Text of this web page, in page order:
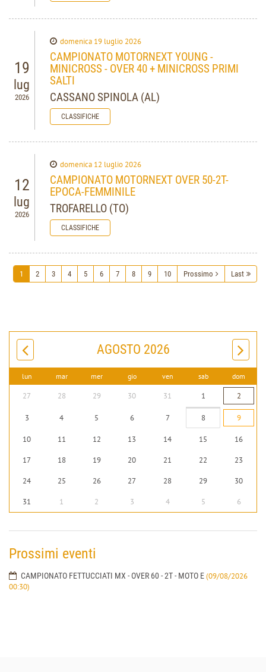
19
lug
2026
domenica 19 luglio 2026
CAMPIONATO MOTORNEXT YOUNG -
MINICROSS - OVER 40 + MINICROSS PRIMI
SALTI
CASSANO SPINOLA (AL)
CLASSIFICHE
12
lug
2026
domenica 12 luglio 2026
CAMPIONATO MOTORNEXT OVER 50-2T-
EPOCA-FEMMINILE
TROFARELLO (TO)
CLASSIFICHE
1 2 3 4 5 6 7 8 9 10 Prossimo Last
AGOSTO 2026
lun mar mer gio ven sab dom
27 28 29 30 31 1 2
3 4 5 6 7 8 9
10 11 12 13 14 15 16
17 18 19 20 21 22 23
24 25 26 27 28 29 30
31 1 2 3 4 5 6
Prossimi eventi
CAMPIONATO FETTUCCIATI MX - OVER 60 - 2T - MOTO E(09/08/2026
00:30)